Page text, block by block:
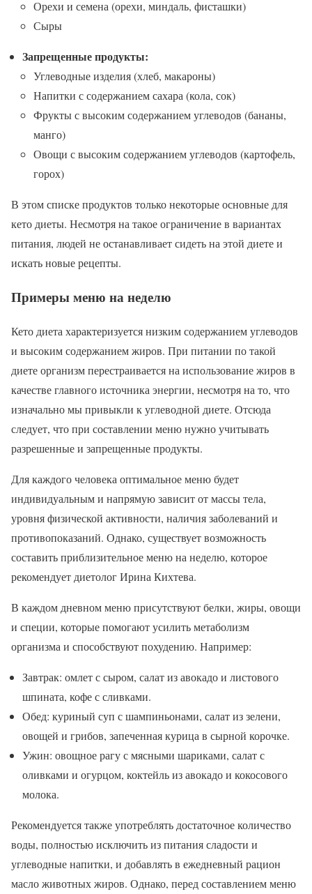
Орехи и семена (орехи, миндаль, фисташки)
Сыры
Запрещенные продукты:
Углеводные изделия (хлеб, макароны)
Напитки с содержанием сахара (кола, сок)
Фрукты с высоким содержанием углеводов (бананы,
манго)
Овощи с высоким содержанием углеводов (картофель,
горох)
В этом списке продуктов только некоторые основные для
кето диеты. Несмотря на такое ограничение в вариантах
питания, людей не останавливает сидеть на этой диете и
искать новые рецепты.
Примеры меню на неделю
Кето диета характеризуется низким содержанием углеводов
и высоким содержанием жиров. При питании по такой
диете организм перестраивается на использование жиров в
качестве главного источника энергии, несмотря на то, что
изначально мы привыкли к углеводной диете. Отсюда
следует, что при составлении меню нужно учитывать
разрешенные и запрещенные продукты.
Для каждого человека оптимальное меню будет
индивидуальным и напрямую зависит от массы тела,
уровня физической активности, наличия заболеваний и
противопоказаний. Однако, существует возможность
составить приблизительное меню на неделю, которое
рекомендует диетолог Ирина Кихтева.
В каждом дневном меню присутствуют белки, жиры, овощи
и специи, которые помогают усилить метаболизм
организма и способствуют похудению. Например:
Завтрак: омлет с сыром, салат из авокадо и листового
шпината, кофе с сливками.
Обед: куриный суп с шампиньонами, салат из зелени,
овощей и грибов, запеченная курица в сырной корочке.
Ужин: овощное рагу с мясными шариками, салат с
оливками и огурцом, коктейль из авокадо и кокосового
молока.
Рекомендуется также употреблять достаточное количество
воды, полностью исключить из питания сладости и
углеводные напитки, и добавлять в ежедневный рацион
масло животных жиров. Однако, перед составлением меню